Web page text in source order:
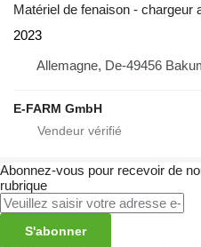
Matériel de fenaison - chargeur
2023
Allemagne, De-49456
E-FARM GmbH
Abonnez-vous pour recevoir de
rubrique
S'abonner